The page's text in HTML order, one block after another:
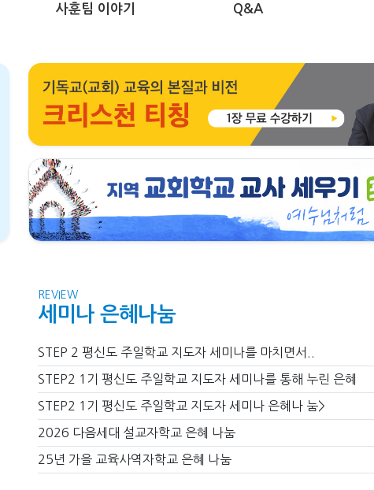
사훈팀 이야기 Q&A
REVIEW
세미나 은혜나눔
STEP 2 평신도 주일학교 지도자 세미나를 마치면서..
STEP2 1기 평신도 주일학교 지도자 세미나를 통해 누린 은혜
STEP2 1기 평신도 주일학교 지도자 세미나 은혜나 눔>
2026 다음세대 설교자학교 은혜 나눔
25년 가을 교육사역자학교 은혜 나눔